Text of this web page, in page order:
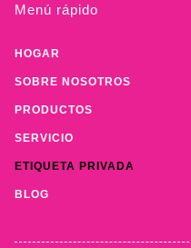
Menú rápido
HOGAR
SOBRE NOSOTROS
PRODUCTOS
SERVICIO
ETIQUETA PRIVADA
BLOG